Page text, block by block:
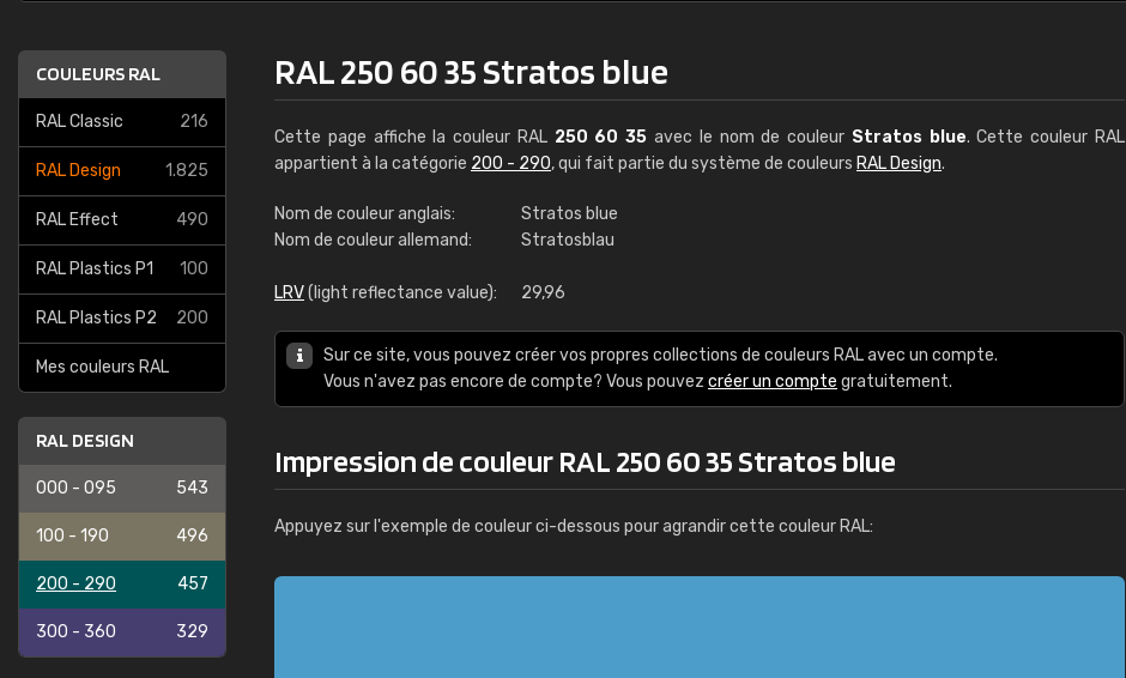
COULEURS RAL
RAL Classic 216
RAL Design 1.825
RAL Effect 490
RAL Plastics P1 100
RAL Plastics P2 200
Mes couleurs RAL
RAL DESIGN
000 - 095 543
100 - 190 496
200 - 290 457
300 - 360 329
RAL 250 60 35 Stratos blue
Cette page affiche la couleur RAL 250 60 35 avec le nom de couleur Stratos blue. Cette couleur RAL
appartient à la catégorie 200 - 290, qui fait partie du système de couleurs RAL Design.
Nom de couleur anglais:
Stratos blue
Nom de couleur allemand:
Stratosblau
LRV(light reflectance value): 29,96
Sur ce site, vous pouvez créer vos propres collections de couleurs RAL avec un compte.
Vous n'avez pas encore de compte? Vous pouvez créer un compte gratuitement.
Impression de couleur RAL 250 60 35 Stratos blue
Appuyez sur l'exemple de couleur ci-dessous pour agrandir cette couleur RAL:
RAL K7 à base d'eau
216 couleurs RAL Classic
Infos / commande